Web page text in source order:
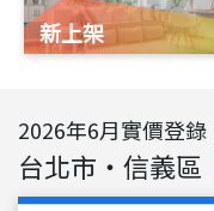
新上架
2026年6月實價登錄
台北市 ・ 信義區